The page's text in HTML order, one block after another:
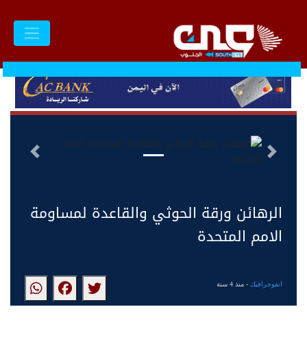
التالى السابق
الرهائن ورقة الحوثي والقاعدة لمساومة
الامم المتحدة
انفوجرافيك- منذ 4 سنة